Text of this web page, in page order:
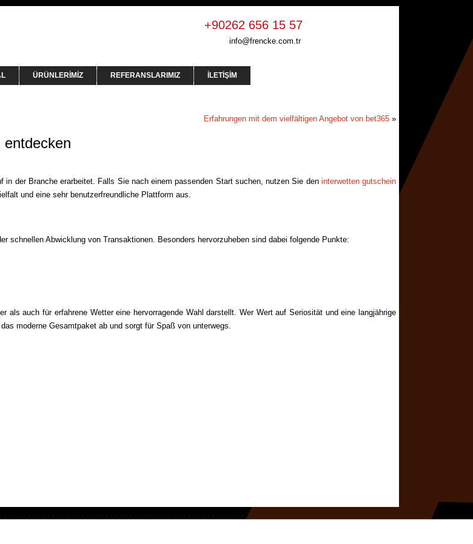
+90262 656 15 57
info@frencke.com.tr
ÜRÜNLERİMİZ REFERANSLARIMIZ İLETİŞİM
Erfahrungen mit dem vielfältigen Angebot von bet365 »
der Branche erarbeitet. Falls Sie nach einem passenden Start suchen, nutzen Sie den interwetten gutschein
und eine sehr benutzerfreundliche Plattform aus.
schnellen Abwicklung von Transaktionen. Besonders hervorzuheben sind dabei folgende Punkte:
auch für erfahrene Wetter eine hervorragende Wahl darstellt. Wer Wert auf Seriosität und eine langjährige
moderne Gesamtpaket ab und sorgt für Spaß von unterwegs.